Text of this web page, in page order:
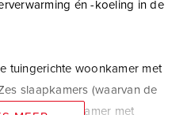
én -koeling in de
tuingerichte woonkamer met
slaapkamers (waarvan de
een badkamer met